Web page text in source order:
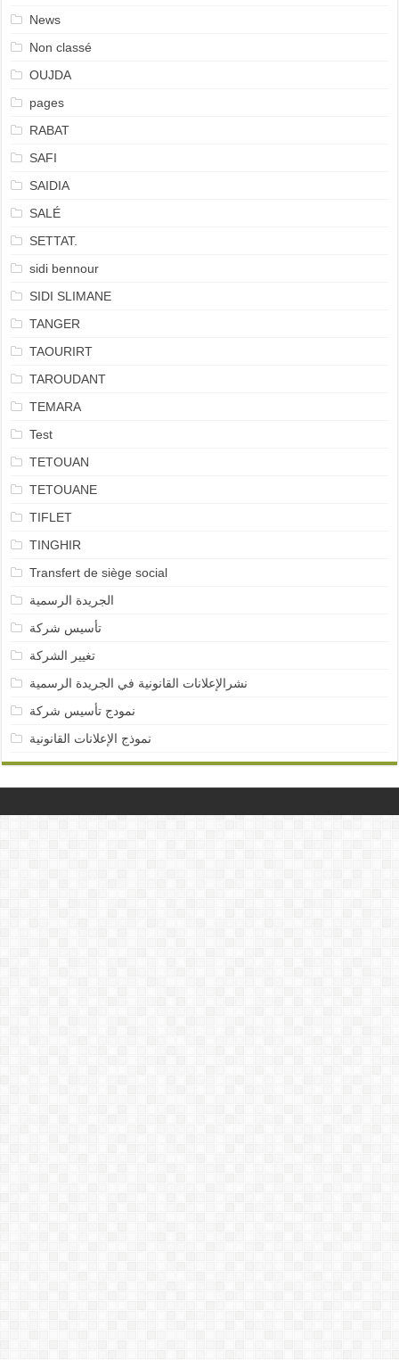
News
Non classé
OUJDA
pages
RABAT
SAFI
SAIDIA
SALÉ
SETTAT.
sidi bennour
SIDI SLIMANE
TANGER
TAOURIRT
TAROUDANT
TEMARA
Test
TETOUAN
TETOUANE
TIFLET
TINGHIR
Transfert de siège social
الجريدة الرسمية
تأسيس شركة
تغيير الشركة
نشرالإعلانات القانونية في الجريدة الرسمية
نمودج تأسيس شركة
نموذج الإعلانات القانونية